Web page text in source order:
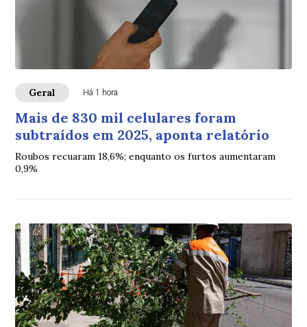
Geral Há 1 hora
Mais de 830 mil celulares foram
subtraídos em 2025, aponta relatório
Roubos recuaram 18,6%; enquanto os furtos aumentaram
0,9%